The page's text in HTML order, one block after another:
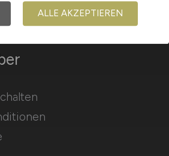
& VielfaltALLE AKZEPTIEREN